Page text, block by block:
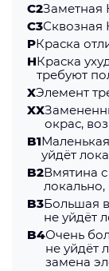
C2Заметная
С3Сквозная
PКраска
HКраска
требуют
XЭлемент
XX
окрас,
B1
уйдёт
B2Вмятина
локально,
B3Большая
не уйдёт
B4Очень
не уйдёт
замена